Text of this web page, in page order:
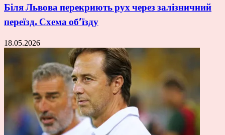
Біля Львова перекриють рух через залізничний
переїзд. Схема об’їзду
18.05.2026